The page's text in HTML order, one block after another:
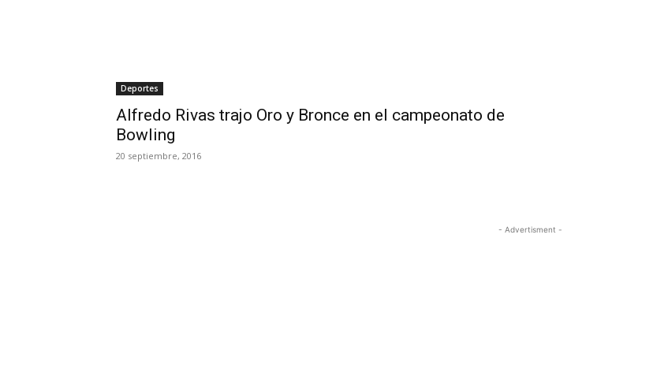
Deportes
Alfredo Rivas trajo Oro y Bronce en el campeonato de
Bowling
20 septiembre, 2016
- Advertisment -